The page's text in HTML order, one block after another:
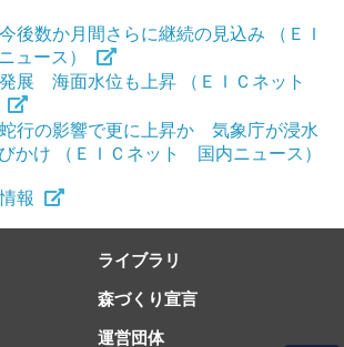
後数か月間さらに継続の見込み （ＥＩ
ュース）
展 海面水位も上昇 （ＥＩＣネット
行の影響で更に上昇か 気象庁が浸水
かけ （ＥＩＣネット 国内ニュース）
報
ライブラリ
森づくり宣言
運営団体